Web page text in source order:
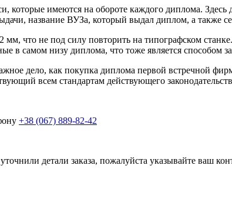
которые имеются на обороте каждого диплома.
название ВУЗа, который выдал диплом, а также
что не под силу повторить на типографском
в самом низу диплома, что тоже является способом
дело, как покупка диплома первой встречной
всем стандартам действующего
+38 (067) 889-82-42
детали заказа, пожалуйста указывайте ваш